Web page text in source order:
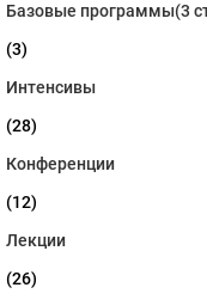
Базовые программы(3
(3)
Интенсивы
(28)
Конференции
(12)
Лекции
(26)